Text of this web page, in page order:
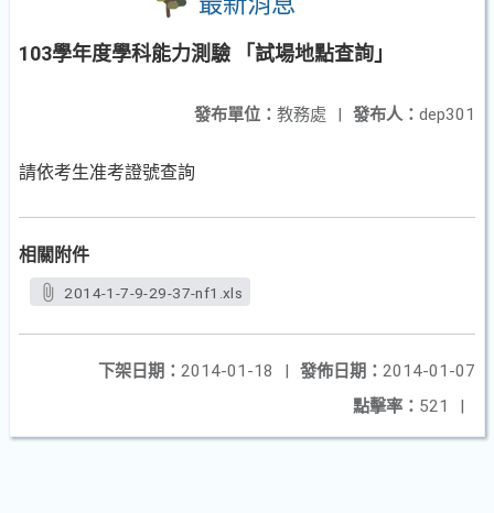
103學年度學科能力測驗 「試場地點查詢」
發布人： dep301
發布單位： 教務處 |
請依考生准考證號查詢
相關附件
2014-1-7-9-29-37-nf1.xls
發佈日期： 2014-01-07
下架日期： 2014-01-18
|
點擊率： 521 |